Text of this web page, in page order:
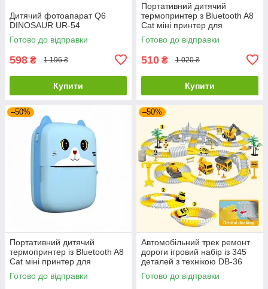
Дитячий фотоапарат Q6
DINOSAUR UR-54
Готово до відправки
598 ₴ 1 196 ₴
Купити
Портативний дитячий
термопринтер з Bluetooth A8
Cat міні принтер для
телефону Pink YL-72
Готово до відправки
510 ₴ 1 020 ₴
Купити
–50%
Портативний дитячий
термопринтер із Bluetooth A8
Cat міні принтер для
телефону Blue FW-24
Готово до відправки
–50%
Автомобільний трек ремонт
дороги ігровий набір із 345
деталей з технікою DB-36
Готово до відправки